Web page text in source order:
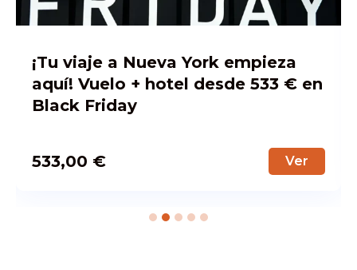
¡Ofertón Black Friday! Vuelos
Madrid – Nueva York por solo 376
€ ida y vuelta
376,00 Ver